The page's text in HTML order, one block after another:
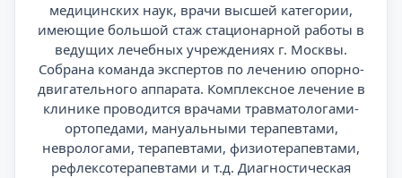
медицинских наук, врачи высшей категории,
имеющие большой стаж стационарной работы в
ведущих лечебных учреждениях г. Москвы.
Собрана команда экспертов по лечению опорно-
двигательного аппарата. Комплексное лечение в
клинике проводится врачами травматологами-
ортопедами, мануальными терапевтами,
неврологами, терапевтами, физиотерапевтами,
рефлексотерапевтами и т.д. Диагностическая